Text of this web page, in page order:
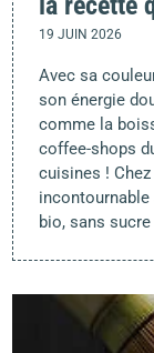
19 JUIN 2026
Avec sa
son énergie
comme la
coffee-shops
cuisines !
incontournable
bio, sans